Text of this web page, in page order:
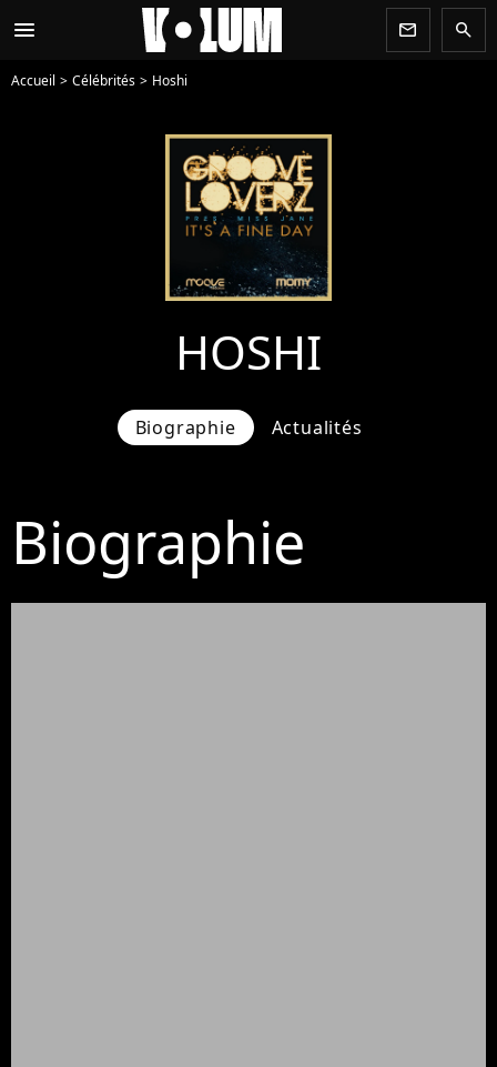
menu newsletter search
Accueil Célébrités Hoshi
HOSHI
Biographie Actualités
Biographie